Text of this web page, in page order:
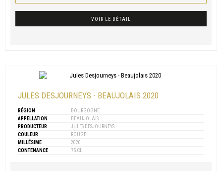
VOIR LE DÉTAIL
JULES DESJOURNEYS - BEAUJOLAIS 2020
RÉGION
BOURGOGNE
APPELLATION
BEAUJOLAIS
PRODUCTEUR
JULES DESJOURNEYS
COULEUR
ROUGE
MILLÉSIME
2020
CONTENANCE
75 CL